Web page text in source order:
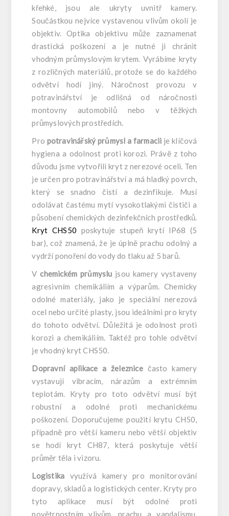
křehké, jsou ale ukryty uvnitř kamery.
Součástkou nejvíce vystavenou vlivům okolí je
objektiv. Optika objektivu může zaznamenat
drastická poškození a je nutné ji chránit
vhodným průmyslovým krytem. Vyrábíme kryty
z rozličných materiálů, protože se do každého
odvětví hodí jiný. Náročnost provozu v
potravinářství je odlišná od náročnosti
montovny automobilů nebo v těžkých
průmyslových prostředích.
Pro potravinářský průmysl a farmacii je klíčová
hygiena a odolnost proti korozi. Právě z toho
důvodu jsme vytvořili kryt z nerezové oceli. Ten
je určen pro potravinářství a má hladký povrch,
který se snadno čistí a dezinfikuje. Musí
odolávat častému mytí vysokotlakými čističi a
působení chemických dezinfekčních prostředků.
Kryt CHS50 poskytuje stupeň krytí IP68 (5
bar), což znamená, že je úplně prachu odolný a
vydrží ponoření do vody do tlaku až 5 barů.
Vchemickém průmyslu jsou kamery vystaveny
agresivním chemikáliím a výparům. Chemicky
odolné materiály, jako je speciální nerezová
ocel nebo určité plasty, jsou ideálními pro kryty
do tohoto odvětví. Důležitá je odolnost proti
korozi a chemikáliím. Taktéž pro tohle odvětví
je vhodný kryt CHS50.
Dopravní aplikace a železnicečasto kamery
vystavují vibracím, nárazům a extrémním
teplotám. Kryty pro toto odvětví musí být
robustní a odolné proti mechanickému
poškození. Doporučujeme použití krytu CH50,
případně pro větší kameru nebo větší objektiv
se hodí kryt CH87, která poskytuje větší
průměr těla i vizoru.
Logistika využívá kamery pro monitorování
dopravy, skladů a logistických center. Kryty pro
tyto aplikace musí být odolné proti
povětrnostním vlivům, prachu a vandalismu.